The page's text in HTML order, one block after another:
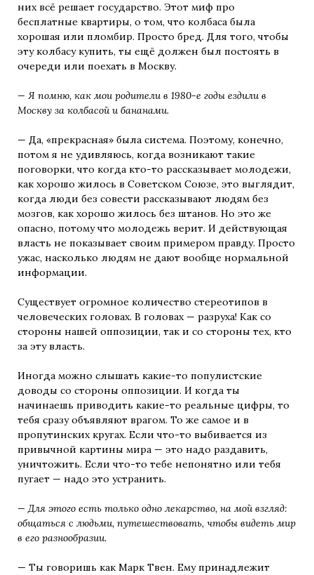
них всё решает государство. Этот миф про
бесплатные квартиры, о том, что колбаса была
хорошая или пломбир. Просто бред. Для того, чтобы
эту колбасу купить, ты ещё должен был постоять в
очереди или поехать в Москву.
— Я помню, как мои родители в 1980-е годы ездили в
Москву за колбасой и бананами.
— Да, «прекрасная» была система. Поэтому, конечно,
потом я не удивляюсь, когда возникают такие
поговорки, что когда кто-то рассказывает молодежи,
как хорошо жилось в Советском Союзе, это выглядит,
когда люди без совести рассказывают людям без
мозгов, как хорошо жилось без штанов. Но это же
опасно, потому что молодежь верит. И действующая
власть не показывает своим примером правду. Просто
ужас, насколько людям не дают вообще нормальной
информации.
Существует огромное количество стереотипов в
человеческих головах. В головах — разруха! Как со
стороны нашей оппозиции, так и со стороны тех, кто
за эту власть.
Иногда можно слышать какие-то популистские
доводы со стороны оппозиции. И когда ты
начинаешь приводить какие-то реальные цифры, то
тебя сразу объявляют врагом. То же самое и в
пропутинских кругах. Если что-то выбивается из
привычной картины мира — это надо раздавить,
уничтожить. Если что-то тебе непонятно или тебя
пугает — надо это устранить.
— Для этого есть только одно лекарство, на мой взгляд:
общаться с людьми, путешествовать, чтобы видеть мир
в его разнообразии.
— Ты говоришь как Марк Твен. Ему принадлежит